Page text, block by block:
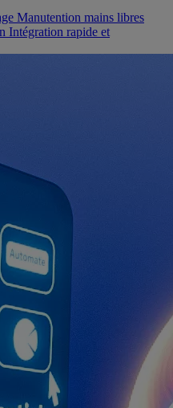
Manutention mains libres
Intégration rapide et